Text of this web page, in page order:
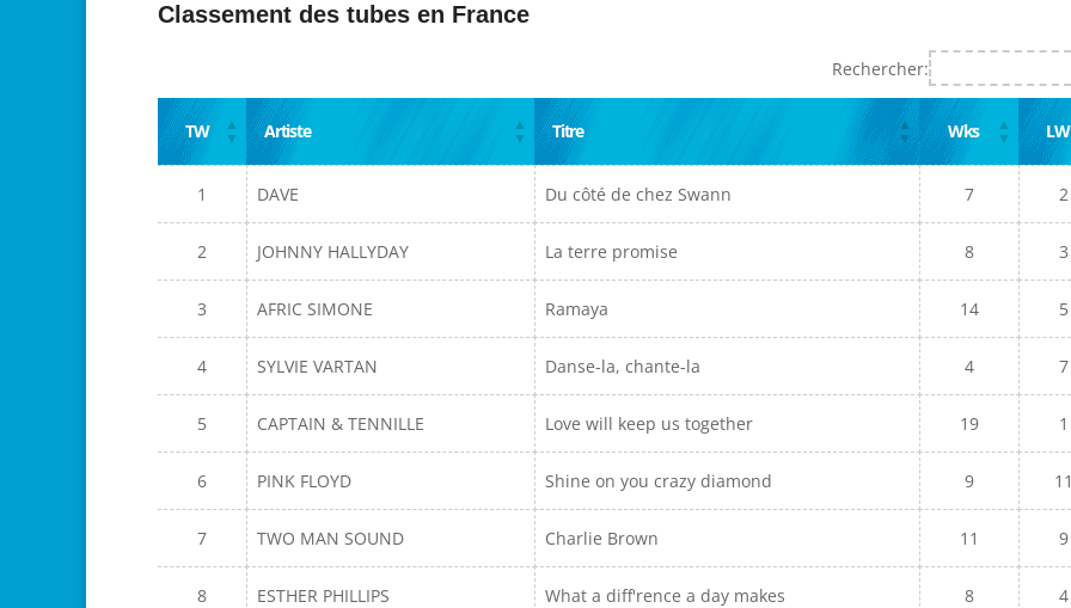
Classement des tubes en France
Rechercher:
TW Artiste Titre Wks LW
1 DAVE Du côté de chez Swann 7 2
2 JOHNNY HALLYDAY La terre promise 8 3
3 AFRIC SIMONE Ramaya 14 5
4 SYLVIE VARTAN Danse-la, chante-la 4 7
5 CAPTAIN & TENNILLE Love will keep us together 19 1
6 PINK FLOYD Shine on you crazy diamond 9 11
7 TWO MAN SOUND Charlie Brown 11 9
8 ESTHER PHILLIPS What a diff'rence a day makes 8 4